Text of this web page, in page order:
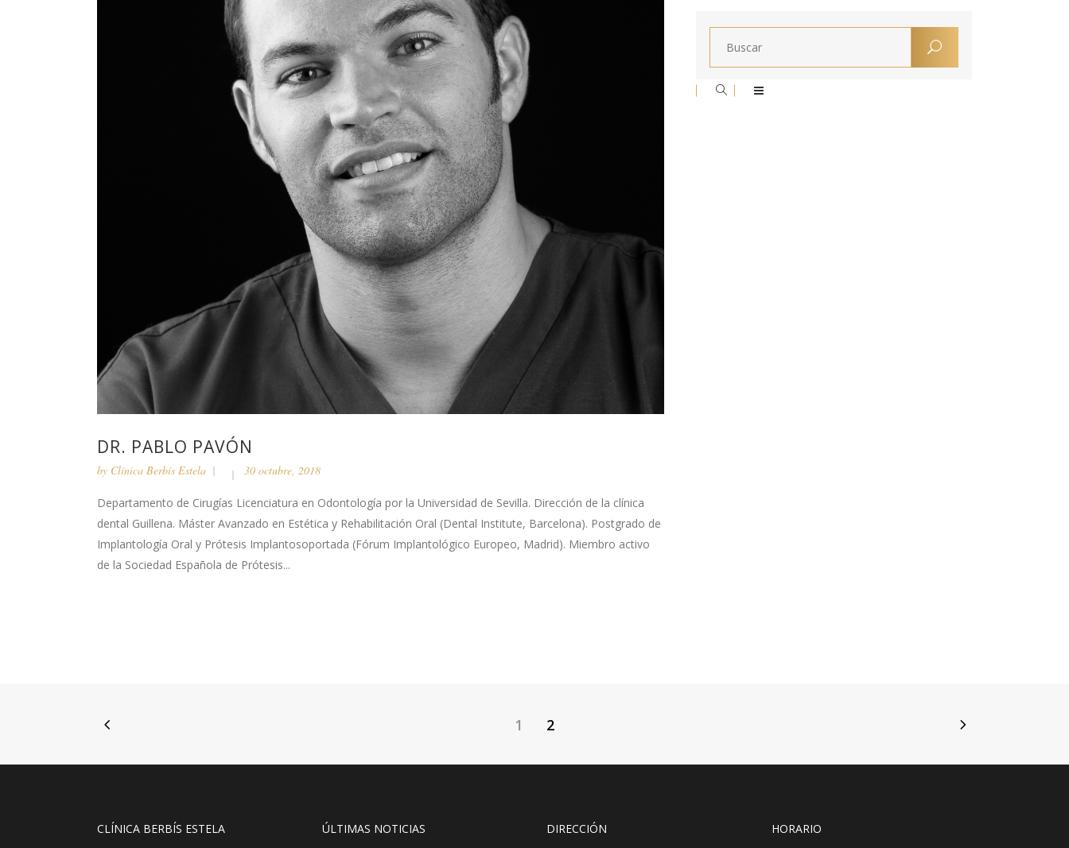
DR. PABLO PAVÓN
by Clínica Berbís Estela 30 octubre, 2018
Departamento de Cirugías Licenciatura en Odontología por la Universidad de Sevilla. Dirección de la clínica
dental Guillena. Máster Avanzado en Estética y Rehabilitación Oral (Dental Institute, Barcelona). Postgrado de
Implantología Oral y Prótesis Implantosoportada (Fórum Implantológico Europeo, Madrid). Miembro activo
de la Sociedad Española de Prótesis...
1 2
CLÍNICA BERBÍS ESTELA ÚLTIMAS NOTICIAS DIRECCIÓN HORARIO